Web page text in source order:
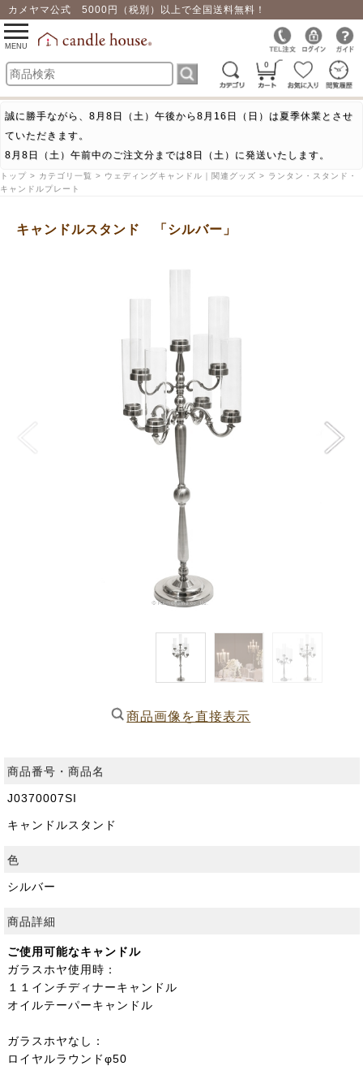
カメヤマ公式 5000円（税別）以上で全国送料無料！
0
toggle
navigation
MENU
誠に勝手ながら、8月8日（土）午後から8月16日（日）は夏季休業とさせ
ていただきます。
8月8日（土）午前中のご注文分までは8日（土）に発送いたします。
トップ > カテゴリ一覧 > ウェディングキャンドル｜関連グッズ > ランタン・スタンド・
キャンドルプレート
キャンドルスタンド 「シルバー」
商品画像を直接表示
商品番号・商品名
J0370007SI
キャンドルスタンド
色
シルバー
商品詳細
ご使用可能なキャンドル
ガラスホヤ使用時：
１１インチディナーキャンドル
オイルテーパーキャンドル
ガラスホヤなし：
ロイヤルラウンドφ50